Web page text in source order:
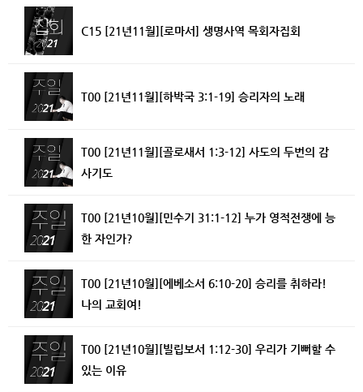
C15 [21년11월][로마서] 생명사역 목회자집회
T00 [21년11월][하박국 3:1-19] 승리자의 노래
T00 [21년11월][골로새서 1:3-12] 사도의 두번의 감
사기도
T00 [21년10월][민수기 31:1-12] 누가 영적전쟁에 능
한 자인가?
T00 [21년10월][에베소서 6:10-20] 승리를 취하라!
나의 교회여!
T00 [21년10월][빌립보서 1:12-30] 우리가 기뻐할 수
있는 이유